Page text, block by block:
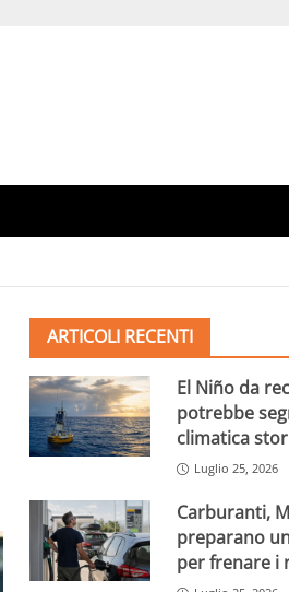
ARTICOLI RECENTI
El Niño da
potrebbe
climatica
Luglio 25, 2026
Carburanti,
preparano
per frenare i